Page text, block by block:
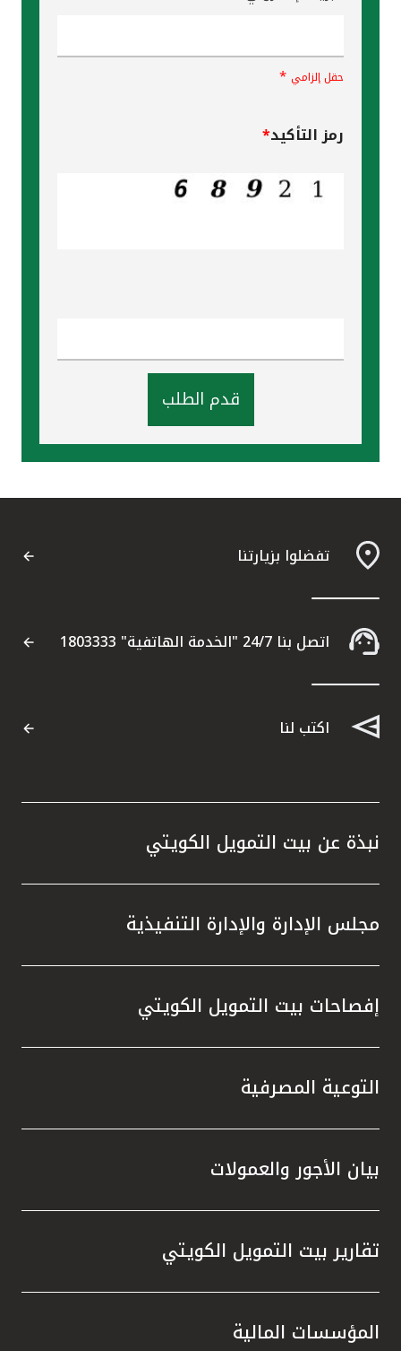
حقل إلزامي *
رمز التأكيد*
قدم الطلب
تفضلوا بزيارتنا
اتصل بنا 24/7 "الخدمة الهاتفية" 1803333
اكتب لنا
نبذة عن بيت التمويل الكويتي
مجلس الإدارة والإدارة التنفيذية
إفصاحات بيت التمويل الكويتي
التوعية المصرفية
بيان الأجور والعمولات
تقارير بيت التمويل الكويتي
المؤسسات المالية